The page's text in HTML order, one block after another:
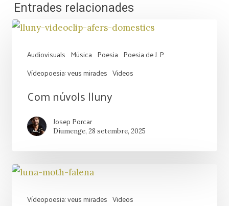
Entrades relacionades
Audiovisuals Música Poesia Poesia de J. P.
Vídeopoesia: veus mirades Videos
Com
lluny
Com núvols lluny
Josep Porcar
Diumenge, 28 setembre, 2025
Vídeopoesia: veus mirades Videos